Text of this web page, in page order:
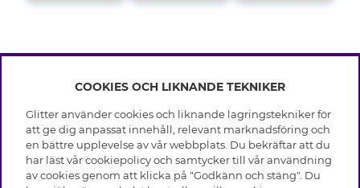
INFO
Leverans
Villkor
Integritetspolicy
Cookies
OM GLITTER
Black Friday
Våra butiker
HJÄLP
COOKIES OCH LIKNANDE TEKNIKER
Glitter använder cookies och liknande lagringstekniker för
att ge dig anpassat innehåll, relevant marknadsföring och
en bättre upplevelse av vår webbplats. Du bekräftar att du
har läst vår cookiepolicy och samtycker till vår användning
av cookies genom att klicka på "Godkänn och stäng". Du